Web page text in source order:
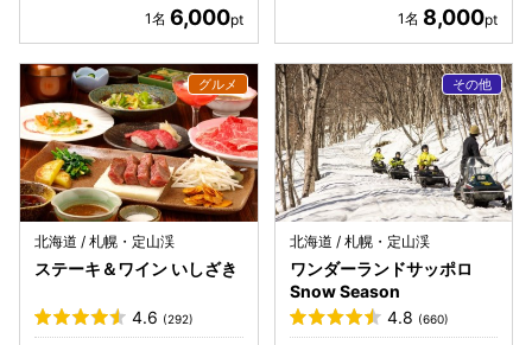
6,000 8,000
北海道 / 札幌・定山渓
ステーキ＆ワイン いしざき
4.6 (292)
北海道 / 札幌・定山渓
ワンダーランドサッポロ
Snow Season
4.8 (660)